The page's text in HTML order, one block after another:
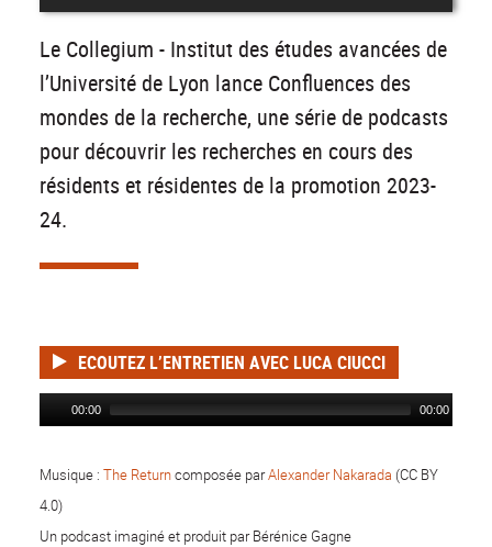
Le Collegium - Institut des études avancées de
l’Université de Lyon lance Confluences des
mondes de la recherche, une série de podcasts
pour découvrir les recherches en cours des
résidents et résidentes de la promotion 2023-
24.
ECOUTEZ L’ENTRETIEN AVEC LUCA CIUCCI
00:00 00:00
Musique : The Returncomposée parAlexander Nakarada (CC BY
4.0)
Un podcast imaginé et produit par Bérénice Gagne